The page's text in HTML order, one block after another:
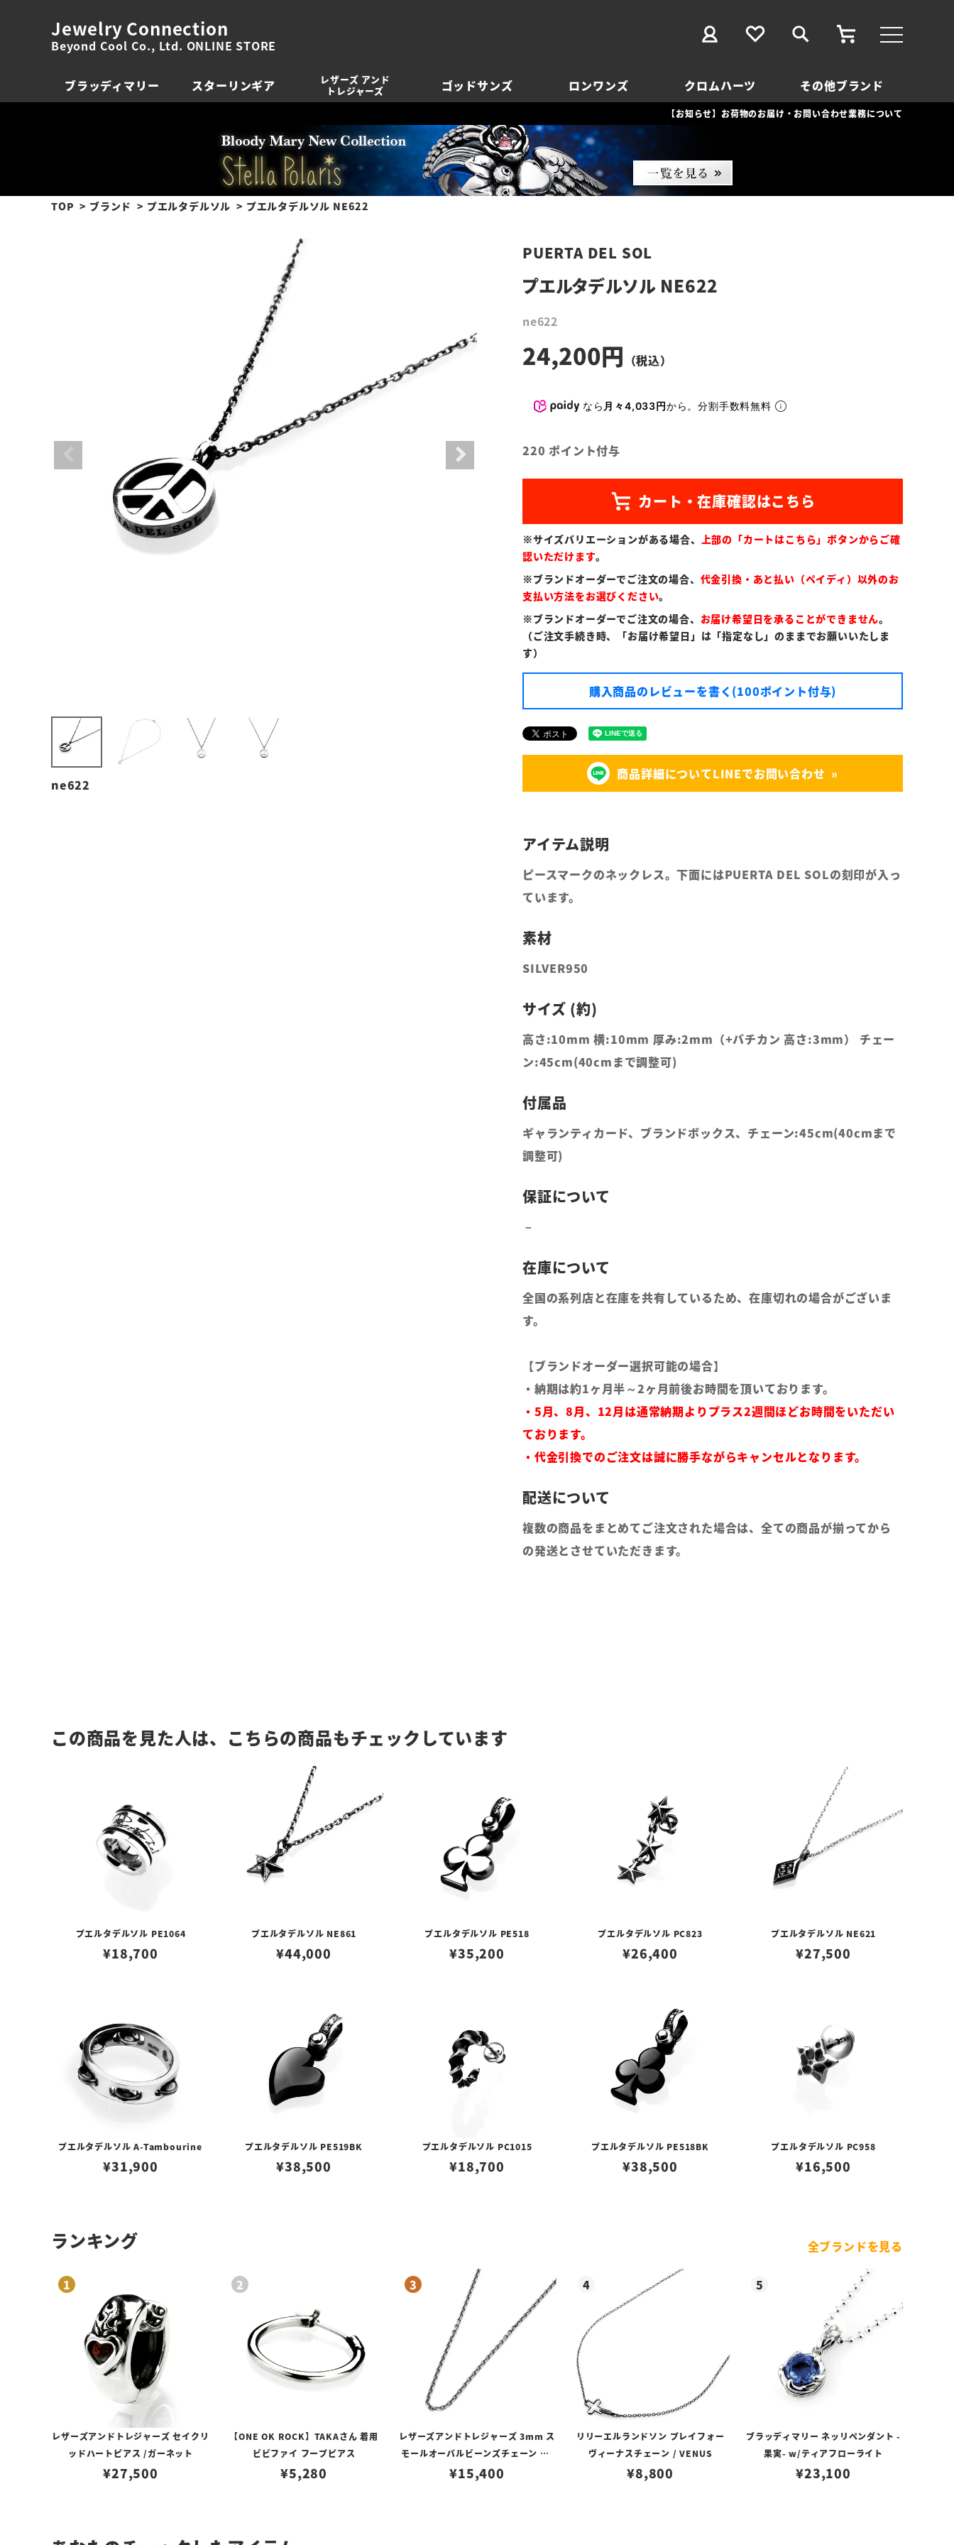
Jewelry Connection
Beyond Cool Co., Ltd. ONLINE STORE
ブラッディマリー スターリンギア
レザーズ アンド
トレジャーズ
ゴッドサンズ ロンワンズ クロムハーツ その他ブランド
【お知らせ】お荷物のお届け・お問い合わせ業務について
TOP ブランド プエルタデルソル プエルタデルソル NE622
ne622
PUERTA DEL SOL
プエルタデルソル NE622
ne622
24,200
なら 月々4,033円から。分割手数料無料
220 ポイント付与
※サイズバリエーションがある場合、
上部の「カートはこちら」ボタンからご確
認いただけます。
※ブランドオーダーでご注文の場合、 代金引換・あと払い（ペイディ）以外のお
支払い方法をお選びください。
※ブランドオーダーでご注文の場合、 お届け希望日を承ることができません。
（ご注文手続き時、「お届け希望日」は「指定なし」のままでお願いいたしま
す）
購入商品のレビューを書く(100ポイント付与)
商品詳細についてLINEでお問い合わせ
ピースマークのネックレス。下面にはPUERTA DEL SOLの刻印が入っ
ています。
SILVER950
高さ:10mm 横:10mm 厚み:2mm（+バチカン 高さ:3mm） チェー
ン:45cm(40cmまで調整可)
ギャランティカード、ブランドボックス、チェーン:45cm(40cmまで
調整可)
全国の系列店と在庫を共有しているため、在庫切れの場合がございま
す。
【ブランドオーダー選択可能の場合】
・納期は約1ヶ月半～2ヶ月前後お時間を頂いております。
・5月、8月、12月は通常納期よりプラス2週間ほどお時間をいただい
ております。
・代金引換でのご注文は誠に勝手ながらキャンセルとなります。
複数の商品をまとめてご注文された場合は、全ての商品が揃ってから
の発送とさせていただきます。
この商品を見た人は、こちらの商品もチェックしています
プエルタデルソル PE1064
¥18,700
プエルタデルソル NE861
¥44,000
プエルタデルソル PE518
¥35,200
プエルタデルソル PC823
¥26,400
プエルタデルソル NE621
¥27,500
プエルタデルソル A-Tambourine
¥31,900
プエルタデルソル PE519BK
¥38,500
プエルタデルソル PC1015
¥18,700
プエルタデルソル PE518BK
¥38,500
プエルタデルソル PC958
¥16,500
ランキング 全ブランドを見る
レザーズアンドトレジャーズ セイクリ
ッドハートピアス /ガーネット
¥27,500
【ONE OK ROCK】TAKAさん 着用
ビビファイ フープピアス
¥5,280
レザーズアンドトレジャーズ 3mm ス
モールオーバルビーンズチェーン w/
ロブスタークラスプ＆LTロゴプレート
¥15,400
リリーエルランドソン プレイフォー
ヴィーナスチェーン / VENUS
¥8,800
ブラッディマリー ネッリペンダント -
果実- w/ティアフローライト
¥23,100